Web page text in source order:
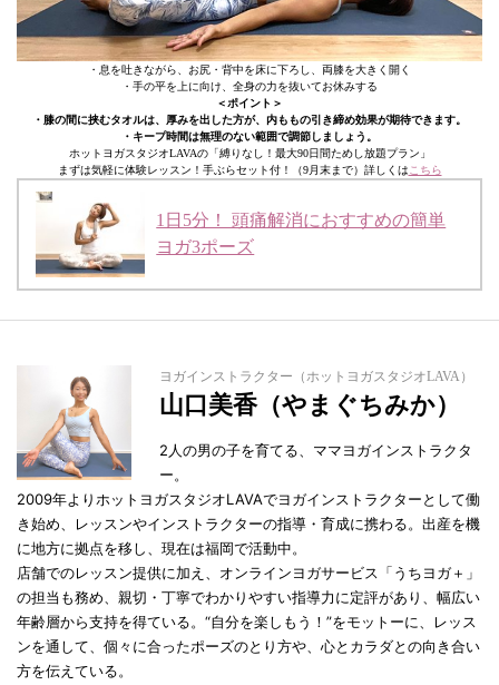
・息を吐きながら、お尻・背中を床に下ろし、両膝を大きく開く
・手の平を上に向け、全身の力を抜いてお休みする
＜ポイント＞
・膝の間に挟むタオルは、厚みを出した方が、内ももの引き締め効果が期待できます。
・キープ時間は無理のない範囲で調節しましょう。
ホットヨガスタジオLAVAの「縛りなし！最大90日間ためし放題プラン」
まずは気軽に体験レッスン！手ぶらセット付！（9月末まで）詳しくは こちら
1日5分！ 頭痛解消におすすめの簡単
ヨガ3ポーズ
ヨガインストラクター（ホットヨガスタジオLAVA）
山口美香（やまぐちみか）
2人の男の子を育てる、ママヨガインストラクタ
ー。
2009年よりホットヨガスタジオLAVAでヨガインストラクターとして働
き始め、レッスンやインストラクターの指導・育成に携わる。出産を機
に地方に拠点を移し、現在は福岡で活動中。
店舗でのレッスン提供に加え、オンラインヨガサービス「うちヨガ＋」
の担当も務め、親切・丁寧でわかりやすい指導力に定評があり、幅広い
年齢層から支持を得ている。“自分を楽しもう！”をモットーに、レッス
ンを通して、個々に合ったポーズのとり方や、心とカラダとの向き合い
方を伝えている。